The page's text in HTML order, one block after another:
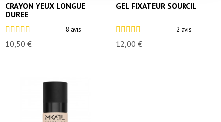
CRAYON YEUX LONGUE
DUREE
8 avis
10,50 €
GEL FIXATEUR SOURCIL
2 avis
12,00 €